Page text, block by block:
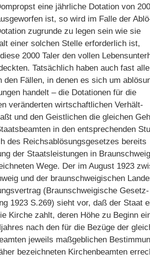
eine jährliche Dotation von
ist, so wird im Falle der
zugrunde zu legen sein wie sie
einer solchen Stelle erforderlich ist,
2000 Taler den vollen
Tatsächlich haben auch fast alle
den Fällen, in denen es sich um
handelt – die Dotationen für die
veränderten wirtschaftlichen Verhält-
und den Geistlichen die gleichen
in den entsprechenden
des Reichsablösungsgesetzes bereits
der Staatsleistungen in Braunschweig
Wege. Der im August 1923
und der braunschweigischen
(Braunschweigische Gesetz-
1923 S.269) sieht vor, daß der Staat
Kirche zahlt, deren Höhe zu Beginn
nach den für die Bezüge der
jeweils maßgeblichen
bezeichneten Kirchenbeamten